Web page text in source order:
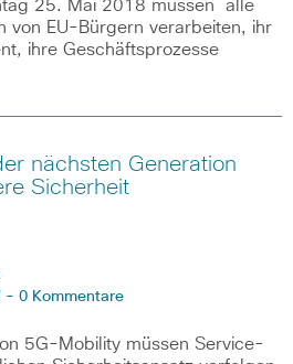
25. Mai 2018 müssen alle
von EU-Bürgern verarbeiten, ihr
ihre Geschäftsprozesse
nächsten Generation
Sicherheit
- 0 Kommentare
5G-Mobility müssen Service-